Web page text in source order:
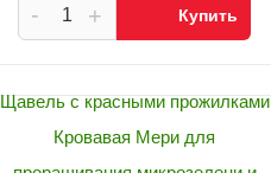
+
- Купить
Щавель с красными прожилками
Кровавая Мери для